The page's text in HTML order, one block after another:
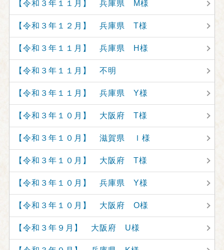
【令和３年１１月】 兵庫県 M様
【令和３年１２月】 兵庫県 T様
【令和３年１１月】 兵庫県 H様
【令和３年１１月】 不明
【令和３年１１月】 兵庫県 Y様
【令和３年１０月】 大阪府 T様
【令和３年１０月】 滋賀県 Ｉ様
【令和３年１０月】 大阪府 T様
【令和３年１０月】 兵庫県 Y様
【令和３年１０月】 大阪府 O様
【令和３年９月】 大阪府 U様